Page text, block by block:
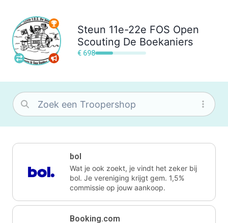
Steun 11e-22e FOS Open
Scouting De Boekaniers
€ 698
bol
Wat je ook zoekt, je vindt het zeker bij
bol. Je vereniging krijgt gem. 1,5%
commissie op jouw aankoop.
Booking.com